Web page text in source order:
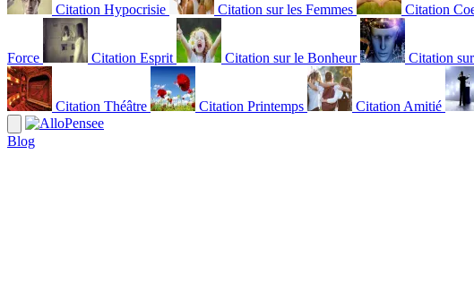
Citation Hypocrisie Citation sur les Femmes Citation
Force Citation Esprit Citation sur le Bonheur Citation
Citation Théâtre Citation Printemps Citation Amitié
Blog